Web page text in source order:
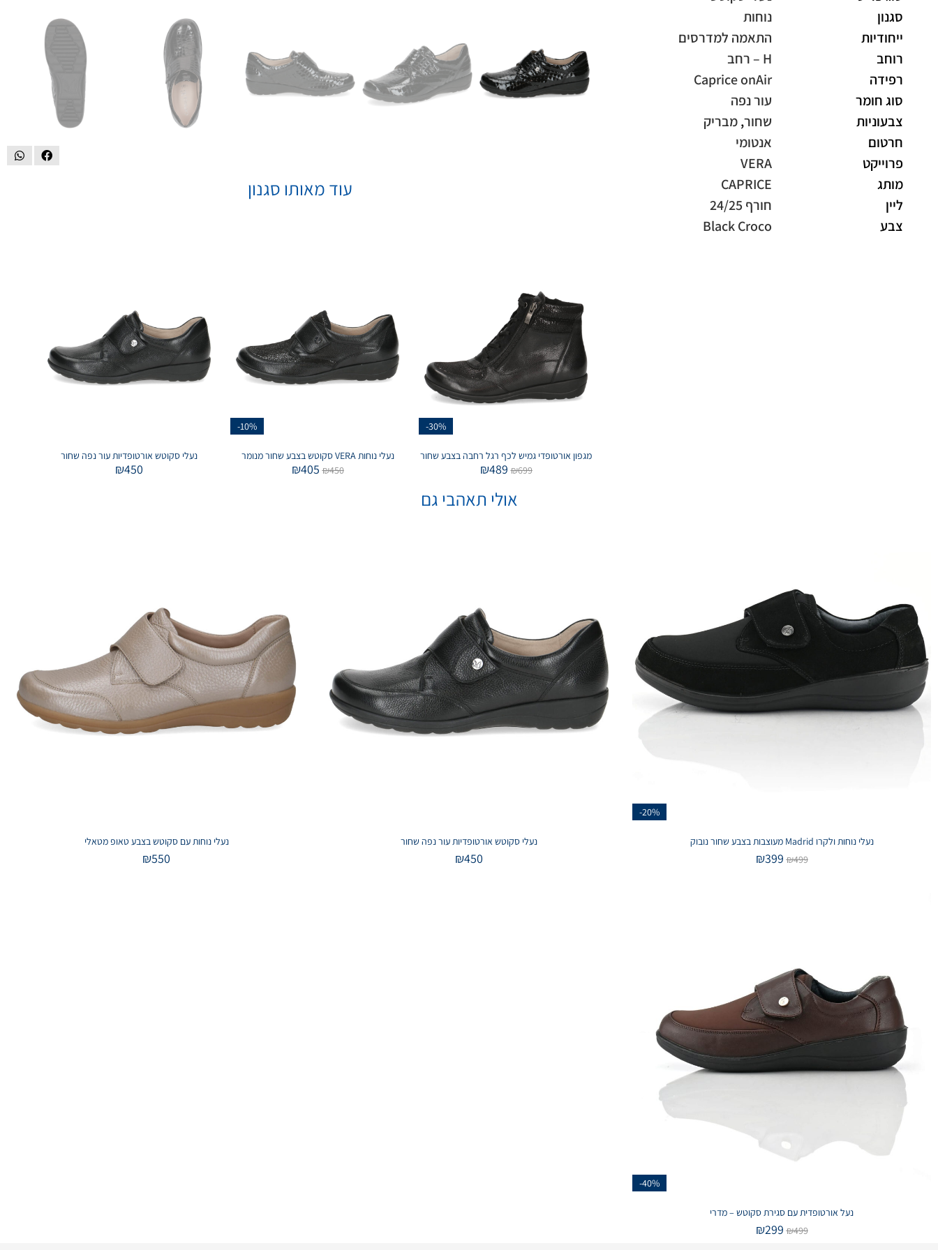
סגנון
נוחות
ייחודיות
התאמה למדרסים
רוחב
H – רחב
רפידה
Caprice onAir
סוג חומר
עור נפה
צבעוניות
שחור,מבריק
חרטום
אנטומי
פרוייקט
VERA
מותג
CAPRICE
ליין
חורף 24/25
צבע
Black Croco
עוד מאותו סגנון
-30%
מגפון אורטופדי גמיש לכף רגל רחבה בצבע שחור
₪699
₪489
-10%
נעלי נוחות VERA סקוטש בצבע שחור מנומר
₪450
₪405
נעלי סקוטש אורטופדיות עור נפה שחור
₪450
אולי תאהבי גם
-20%
נעלי נוחות ולקרו Madrid מעוצבות בצבע שחור נובוק
₪499
₪399
נעלי סקוטש אורטופדיות עור נפה שחור
₪450
נעלי נוחות עם סקוטש בצבע טאופ מטאלי
₪550
-40%
נעל אורטופדית עם סגירת סקוטש – מדרי
₪499
₪299